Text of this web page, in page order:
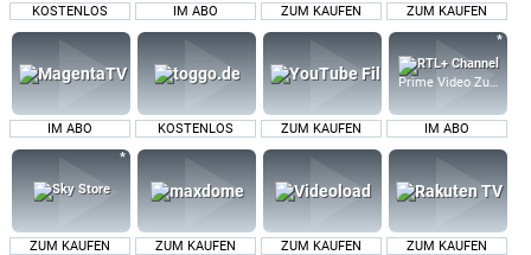
KOSTENLOS IM ABO ZUM KAUFEN ZUM KAUFEN
IM ABO KOSTENLOS ZUM KAUFEN
Prime Video Zusatz-
IM ABO
ZUM KAUFEN ZUM KAUFEN ZUM KAUFEN ZUM KAUFEN